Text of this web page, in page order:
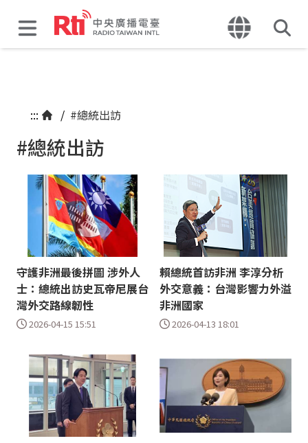
::: / #總統出訪
#總統出訪
守護非洲最後拼圖 涉外人
士：總統出訪史瓦帝尼展台
灣外交路線韌性
2026-04-15 15:51
賴總統首訪非洲 李淳分析
外交意義：台灣影響力外溢
非洲國家
2026-04-13 18:01